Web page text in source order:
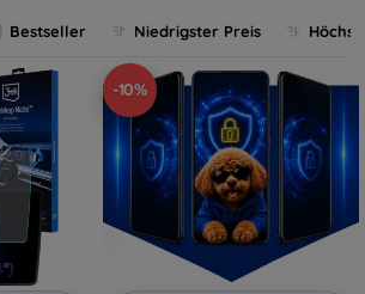
Bestseller Niedrigster Preis
-10%